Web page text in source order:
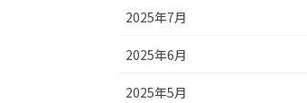
2025年7月
2025年6月
2025年5月